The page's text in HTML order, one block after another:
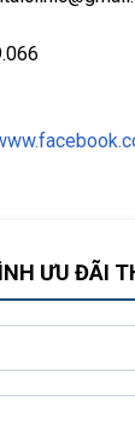
ƯU ĐÃI